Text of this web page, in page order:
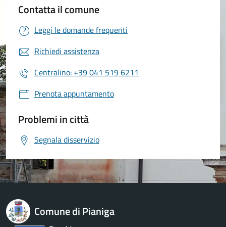
Contatta il comune
Leggi le domande frequenti
Richiedi assistenza
Centralino: +39 041 519 6211
Prenota appuntamento
Problemi in città
Segnala disservizio
Comune di Pianiga